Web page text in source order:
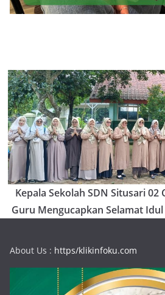
Kepala Sekolah SDN Situsari 02
Guru Mengucapkan Selamat
About Us : https/klikinfoku.com